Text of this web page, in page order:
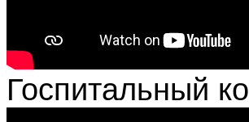
Госпитальный